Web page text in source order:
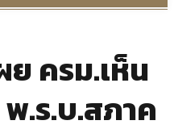
ย ครม.เห็น
.ร.บ.สภาค